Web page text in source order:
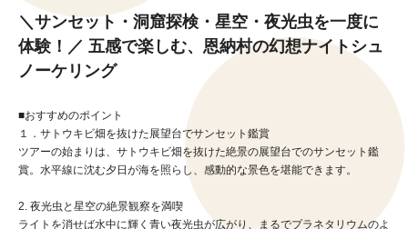
＼サンセット・洞窟探検・星空・夜光虫を一度に
体験！／ 五感で楽しむ、恩納村の幻想ナイトシュ
ノーケリング
■おすすめのポイント
１．サトウキビ畑を抜けた展望台でサンセット鑑賞
ツアーの始まりは、サトウキビ畑を抜けた絶景の展望台でのサンセット鑑
賞。水平線に沈む夕日が海を照らし、感動的な景色を堪能できます。
2. 夜光虫と星空の絶景観察を満喫
ライトを消せば水中に輝く青い夜光虫が広がり、まるでプラネタリウムのよ